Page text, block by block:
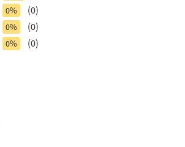
0% (0)
0% (0)
0% (0)